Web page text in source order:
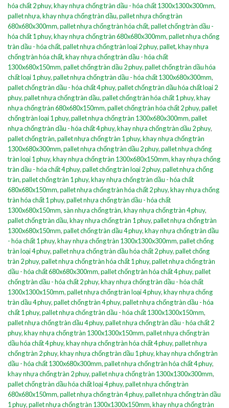
hóa chất 2 phuy,khay nhựa chống tràn dầu - hóa chất 1300x1300x300mm,
pallet nhựa,khay nhựa chống tràn dầu,pallet nhựa chống tràn
680x680x300mm,pallet nhựa chống tràn hóa chất,pallet chống tràn dầu -
hóa chất 1 phuy,khay nhựa chống tràn 680x680x300mm,pallet nhựa chống
tràn dầu - hóa chất,pallet nhựa chống tràn loại 2 phuy,pallet,khay nhựa
chống tràn hóa chất,khay nhựa chống tràn dầu - hóa chất
1300x680x150mm,pallet chống tràn dầu 2 phuy,pallet chống tràn dầu hóa
chất loại 1 phuy,pallet nhựa chống tràn dầu - hóa chất 1300x680x300mm,
pallet chống tràn dầu - hóa chất 4 phuy,pallet chống tràn dầu hóa chất loại 2
phuy,pallet nhựa chống tràn dầu,pallet chống tràn hóa chất 1 phuy,khay
nhựa chống tràn 680x680x150mm,pallet chống tràn hóa chất 2 phuy,pallet
chống tràn loại 1 phuy,pallet nhựa chống tràn 1300x680x300mm,pallet
nhựa chống tràn dầu - hóa chất 4 phuy,khay nhựa chống tràn dầu 2 phuy,
pallet chống tràn,pallet nhựa chống tràn 1 phuy,khay nhựa chống tràn
1300x680x300mm,pallet nhựa chống tràn dầu 2 phuy,pallet nhựa chống
tràn loại 1 phuy,khay nhựa chống tràn 1300x680x150mm,khay nhựa chống
tràn dầu - hóa chất 4 phuy,pallet chống tràn loại 2 phuy,pallet nhựa chống
tràn,pallet chống tràn 1 phuy,khay nhựa chống tràn dầu - hóa chất
680x680x150mm,pallet nhựa chống tràn hóa chất 2 phuy,khay nhựa chống
tràn hóa chất 1 phuy,pallet nhựa chống tràn dầu - hóa chất
1300x680x150mm, sàn nhựa chống tràn,khay nhựa chống tràn 4 phuy,
pallet chống tràn dầu,khay nhựa chống tràn 1 phuy,pallet nhựa chống tràn
1300x680x150mm,pallet chống tràn dầu 4 phuy,khay nhựa chống tràn dầu
- hóa chất 1 phuy,khay nhựa chống tràn 1300x1300x300mm,pallet chống
tràn loại 4 phuy,pallet nhựa chống tràn dầu hóa chất 2 phuy,pallet chống
tràn 2 phuy,pallet nhựa chống tràn hóa chất 1 phuy,pallet nhựa chống tràn
dầu - hóa chất 680x680x300mm,pallet chống tràn hóa chất 4 phuy,pallet
chống tràn dầu - hóa chất 2 phuy,khay nhựa chống tràn dầu - hóa chất
1300x1300x150mm,pallet nhựa chống tràn loại 4 phuy,khay nhựa chống
tràn dầu 4 phuy,pallet chống tràn 4 phuy,pallet nhựa chống tràn dầu - hóa
chất 1 phuy,pallet nhựa chống tràn dầu - hóa chất 1300x1300x150mm,
pallet nhựa chống tràn dầu 4 phuy,pallet nhựa chống tràn dầu - hóa chất 2
phuy,khay nhựa chống tràn 1300x1300x150mm,pallet nhựa chống tràn
dầu hóa chất 4 phuy,khay nhựa chống tràn hóa chất 4 phuy,pallet nhựa
chống tràn 2 phuy,khay nhựa chống tràn dầu 1 phuy,khay nhựa chống tràn
dầu - hóa chất 1300x680x300mm,pallet nhựa chống tràn hóa chất 4 phuy,
khay nhựa chống tràn 2 phuy,pallet nhựa chống tràn 1300x1300x300mm,
pallet chống tràn dầu hóa chất loại 4 phuy,pallet nhựa chống tràn
680x680x150mm,pallet nhựa chống tràn 4 phuy,pallet nhựa chống tràn dầu
1 phuy,pallet nhựa chống tràn 1300x1300x150mm,khay nhựa chống tràn